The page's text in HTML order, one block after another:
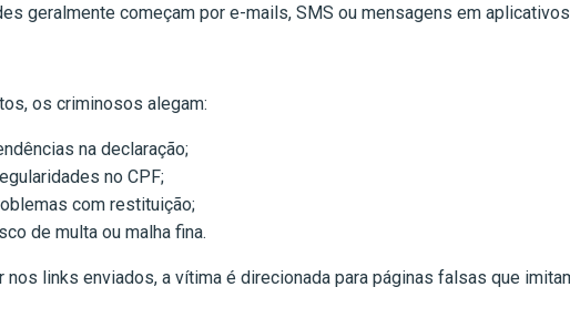
geralmente começam por e-mails, SMS ou mensagens em
os criminosos alegam:
na declaração;
no CPF;
com restituição;
de multa ou malha fina.
nos links enviados, a vítima é direcionada para páginas falsas que